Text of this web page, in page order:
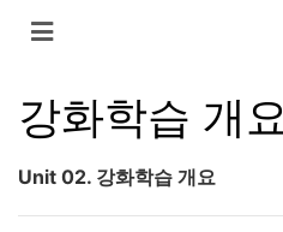
강화학습 개요
Unit 02. 강화학습 개요